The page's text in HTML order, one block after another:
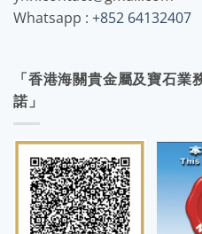
Whatsapp : +852 64132407
「香港海關貴金屬及寶石
諾」